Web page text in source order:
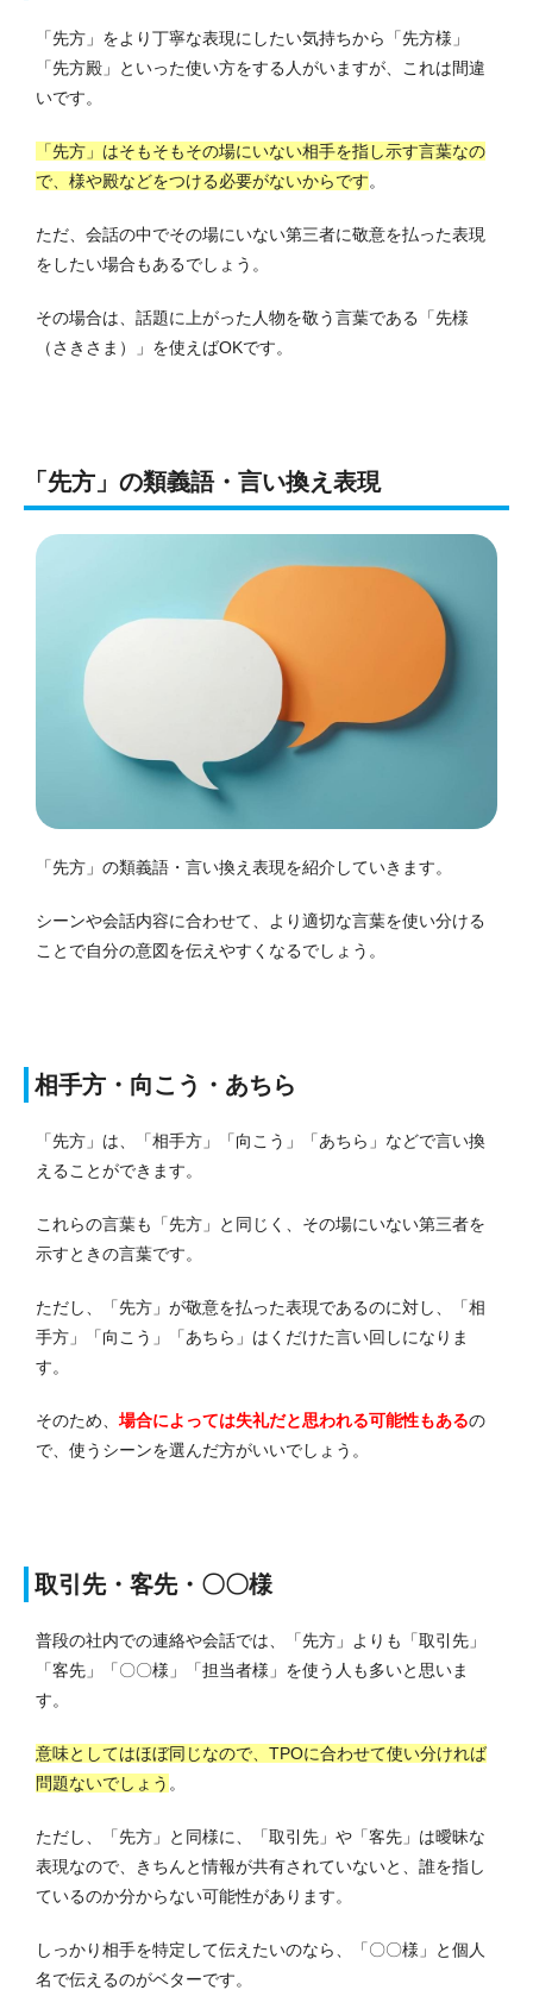
「先方」をより丁寧な表現にしたい気持ちから「先方様」
「先方殿」といった使い方をする人がいますが、これは間違
いです。
「先方」はそもそもその場にいない相手を指し示す言葉なの
で、様や殿などをつける必要がないからです。
ただ、会話の中でその場にいない第三者に敬意を払った表現
をしたい場合もあるでしょう。
その場合は、話題に上がった人物を敬う言葉である「先様
（さきさま）」を使えばOKです。
「先方」の類義語・言い換え表現
「先方」の類義語・言い換え表現を紹介していきます。
シーンや会話内容に合わせて、より適切な言葉を使い分ける
ことで自分の意図を伝えやすくなるでしょう。
相手方・向こう・あちら
「先方」は、「相手方」「向こう」「あちら」などで言い換
えることができます。
これらの言葉も「先方」と同じく、その場にいない第三者を
示すときの言葉です。
ただし、「先方」が敬意を払った表現であるのに対し、「相
手方」「向こう」「あちら」はくだけた言い回しになりま
す。
そのため、 場合によっては失礼だと思われる可能性もあるの
で、使うシーンを選んだ方がいいでしょう。
取引先・客先・〇〇様
普段の社内での連絡や会話では、「先方」よりも「取引先」
「客先」「〇〇様」「担当者様」を使う人も多いと思いま
す。
意味としてはほぼ同じなので、TPOに合わせて使い分ければ
問題ないでしょう 。
ただし、「先方」と同様に、「取引先」や「客先」は曖昧な
表現なので、きちんと情報が共有されていないと、誰を指し
ているのか分からない可能性があります。
しっかり相手を特定して伝えたいのなら、「〇〇様」と個人
名で伝えるのがベターです。